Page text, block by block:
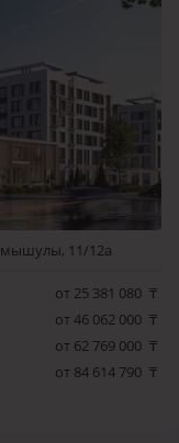
11/12а
от 25 381 080 ₸
от 46 062 000 ₸
от 62 769 000 ₸
от 84 614 790 ₸